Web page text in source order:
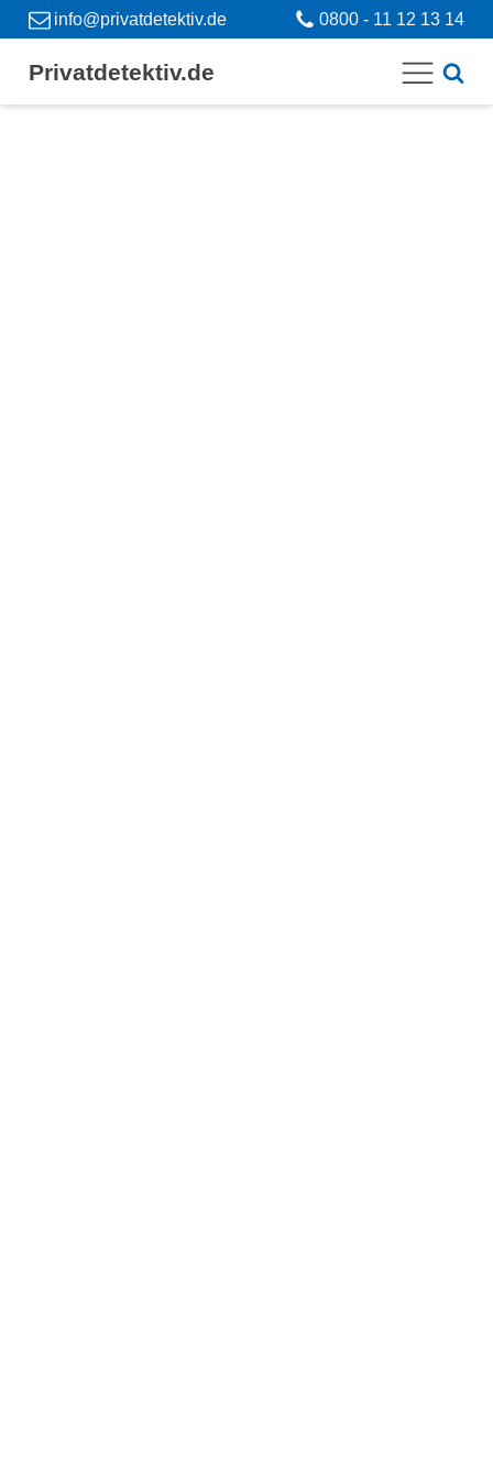
info@privatdetektiv.de 0800 - 11 12 13 14
Privatdetektiv.de